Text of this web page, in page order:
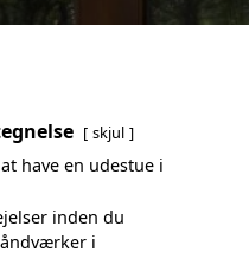
skjul
have en udestue i
inden du
i